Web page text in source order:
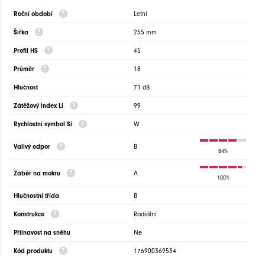
Roční období Letní
Šířka 255 mm
Profil HS 45
Průměr 18
Hlučnost 71 dB
Zátěžový index Li 99
Rychlostní symbol Si W
Valivý odpor B
84%
Záběr na mokru A
100%
Hlučnostní třída B
Konstrukce Radiální
Přilnavost na sněhu Ne
Kód produktu 176900369534